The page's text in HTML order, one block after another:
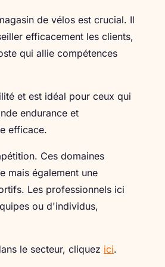
de vélos est crucial. Il
efficacement les clients,
qui allie compétences
et est idéal pour ceux qui
endurance et
efficace.
Ces domaines
mais également une
Les professionnels ici
ou d'individus,
le secteur, cliquez ici.